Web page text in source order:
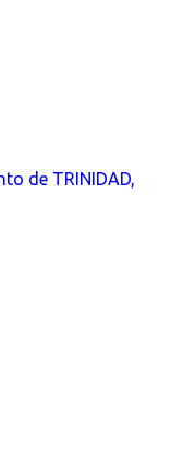
de TRINIDAD,